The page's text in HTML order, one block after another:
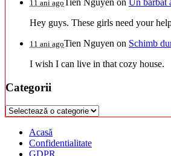
11 ani agoTien Nguyen on Un bărbat
Hey guys. These girls need your
11 ani agoTien Nguyen on Schimb
I wish I can live in that cozy house.
Categorii
Categorii
Acasă
Confidentialitate